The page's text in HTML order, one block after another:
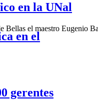
en el
gerentes
en la UNal
Bellas el maestro Eugenio